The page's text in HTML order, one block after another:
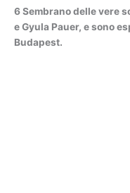
6 Sembrano delle vere
e Gyula Pauer, e sono
Budapest.